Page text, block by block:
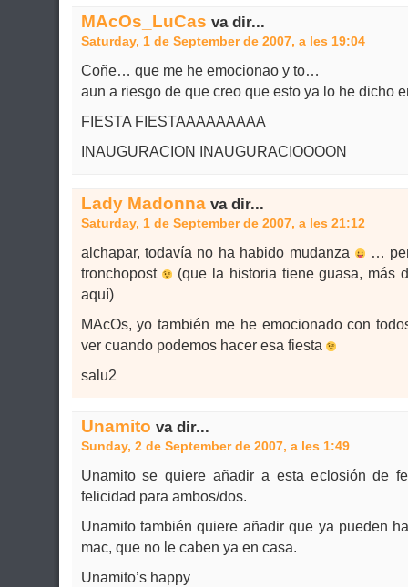
MAcOs_LuCas va dir...
Saturday, 1 de September de 2007, a les 19:04
Coñe… que me he emocionao y to…
aun a riesgo de que creo que esto ya lo he dicho
FIESTA FIESTAAAAAAAAA
INAUGURACION INAUGURACIOOOON
Lady Madonnava dir...
Saturday, 1 de September de 2007, a les 21:12
alchapar, todavía no ha habido mudanza
…
tronchopost
(que la historia tiene guasa, más
aquí)
MAcOs, yo también me he emocionado con
ver cuando podemos hacer esa fiesta
salu2
Unamito va dir...
Sunday, 2 de September de 2007, a les 1:49
Unamito se quiere añadir a esta eclosión de
felicidad para ambos/dos.
Unamito también quiere añadir que ya pueden
mac, que no le caben ya en casa.
Unamito’s happy